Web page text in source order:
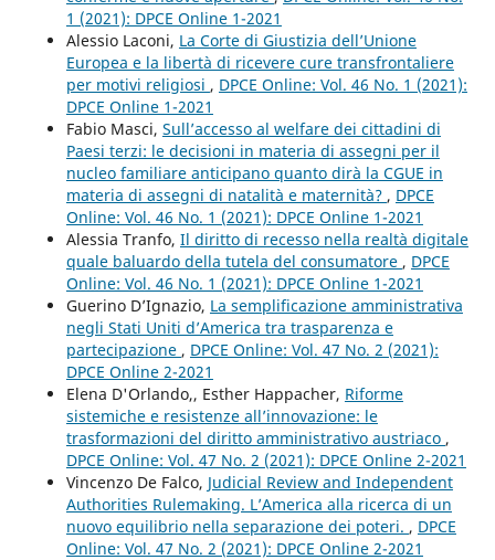
1 (2021): DPCE Online 1-2021
Alessio Laconi, La Corte di Giustizia dell’Unione
Europea e la libertà di ricevere cure transfrontaliere
per motivi religiosi , DPCE Online: Vol. 46 No. 1 (2021):
DPCE Online 1-2021
Fabio Masci, Sull’accesso al welfare dei cittadini di
Paesi terzi: le decisioni in materia di assegni per il
nucleo familiare anticipano quanto dirà la CGUE in
materia di assegni di natalità e maternità? , DPCE
Online: Vol. 46 No. 1 (2021): DPCE Online 1-2021
Alessia Tranfo, Il diritto di recesso nella realtà digitale
quale baluardo della tutela del consumatore , DPCE
Online: Vol. 46 No. 1 (2021): DPCE Online 1-2021
Guerino D’Ignazio, La semplificazione amministrativa
negli Stati Uniti d’America tra trasparenza e
partecipazione , DPCE Online: Vol. 47 No. 2 (2021):
DPCE Online 2-2021
Elena D'Orlando,, Esther Happacher, Riforme
sistemiche e resistenze all’innovazione: le
trasformazioni del diritto amministrativo austriaco ,
DPCE Online: Vol. 47 No. 2 (2021): DPCE Online 2-2021
Vincenzo De Falco, Judicial Review and Independent
Authorities Rulemaking. L’America alla ricerca di un
nuovo equilibrio nella separazione dei poteri. , DPCE
Online: Vol. 47 No. 2 (2021): DPCE Online 2-2021